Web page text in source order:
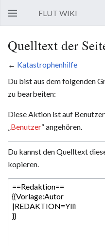
Hauptmenü öffnen
FLUT WIKI
Quelltext der
← Katastrophenhilfe
Du bist aus dem folgenden
zu bearbeiten:
Diese Aktion ist auf
„Benutzer“ angehören.
Du kannst den Quelltext
kopieren.